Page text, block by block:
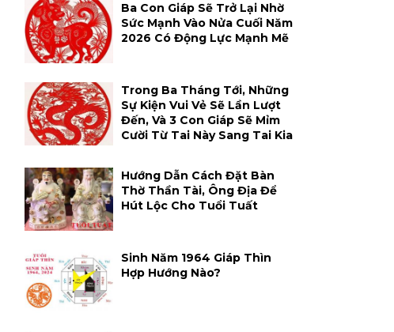
Ba Con Giáp Sẽ Trở Lại Nhờ
Sức Mạnh Vào Nửa Cuối Năm
2026 Có Động Lực Mạnh Mẽ
Trong Ba Tháng Tới, Những
Sự Kiện Vui Vẻ Sẽ Lần Lượt
Đến, Và 3 Con Giáp Sẽ Mỉm
Cười Từ Tai Này Sang Tai Kia
Hướng Dẫn Cách Đặt Bàn
Thờ Thần Tài, Ông Địa Để
Hút Lộc Cho Tuổi Tuất
Sinh Năm 1964 Giáp Thìn
Hợp Hướng Nào?